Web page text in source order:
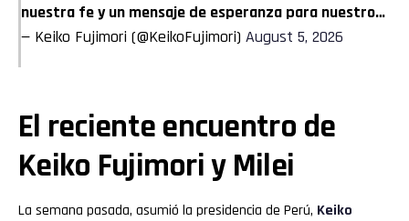
nuestra fe y un mensaje de esperanza para nuestro…
— Keiko Fujimori (@KeikoFujimori) August 5, 2026
El reciente encuentro de
Keiko Fujimori y Milei
La semana pasada, asumió la presidencia de Perú, Keiko